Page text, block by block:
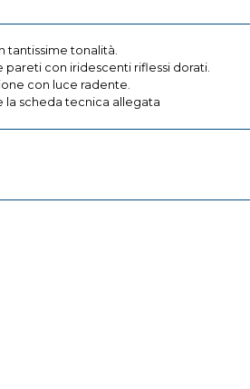
tantissime tonalità.
con iridescenti riflessi dorati.
con luce radente.
la scheda tecnica allegata